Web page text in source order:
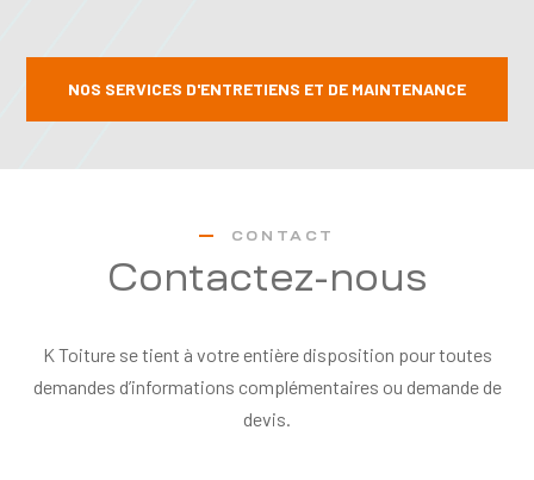
NOS SERVICES D'ENTRETIENS ET DE MAINTENANCE
CONTACT
Contactez-nous
K Toiture se tient à votre entière disposition pour toutes
demandes d’informations complémentaires ou demande de
devis.